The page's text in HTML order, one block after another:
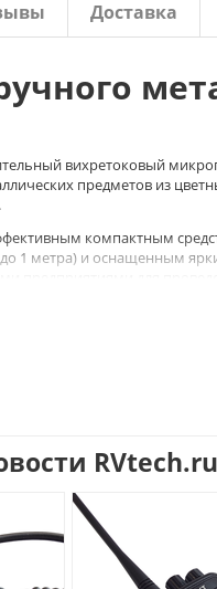
Доставка
вихретоковый
предметов из
компактным
1 метра) и оснащенным
311 - это новейшая
питания более чем 8
RVtech.ru